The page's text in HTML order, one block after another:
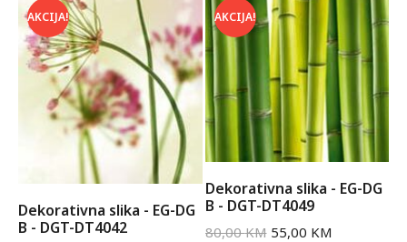
AKCIJA!
Dekorativna slika - EG-DG
B - DGT-DT4042
AKCIJA!
Dekorativna slika - EG-DG
B - DGT-DT4049
80,00KM 55,00 KM